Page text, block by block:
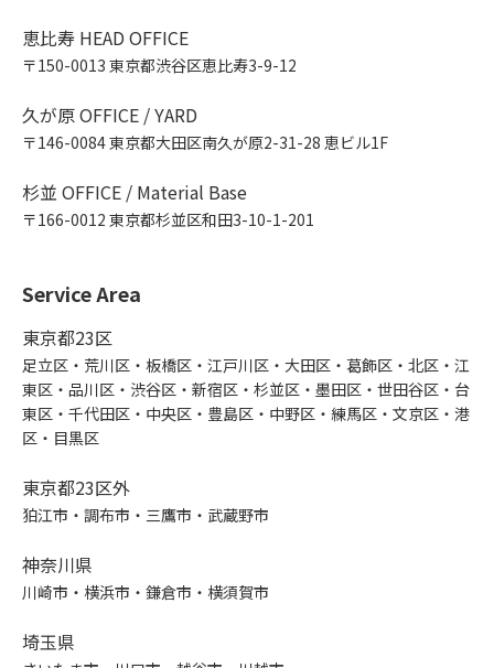
恵比寿 HEAD OFFICE
〒150-0013 東京都渋谷区恵比寿3-9-12
久が原 OFFICE / YARD
〒146-0084 東京都大田区南久が原2-31-28 恵ビル1F
杉並 OFFICE / Material Base
〒166-0012 東京都杉並区和田3-10-1-201
Service Area
東京都23区
足立区・荒川区・板橋区・江戸川区・大田区・葛飾区・北区・江
東区・品川区・渋谷区・新宿区・杉並区・墨田区・世田谷区・台
東区・千代田区・中央区・豊島区・中野区・練馬区・文京区・港
区・目黒区
東京都23区外
狛江市・調布市・三鷹市・武蔵野市
神奈川県
川崎市・横浜市・鎌倉市・横須賀市
埼玉県